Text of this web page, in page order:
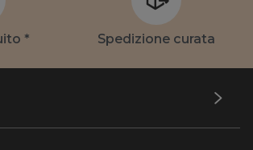
* Spedizione curata